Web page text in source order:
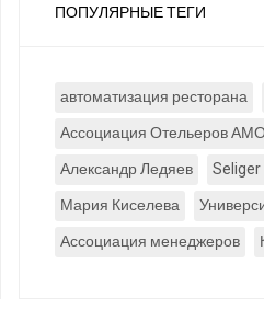
ПОПУЛЯРНЫЕ ТЕГИ
автоматизация ресторана
Ассоциация Отельеров
Александр Ледяев
Seliger
Мария Киселева
Ассоциация менеджеров